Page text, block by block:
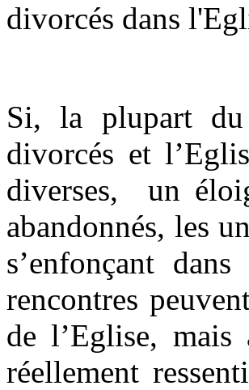
divorcés dans
Si, la plupart du
divorcés et
diverses, un
abandonnés, les
s’enfonçant
rencontres
de l’Eglise,
réellement